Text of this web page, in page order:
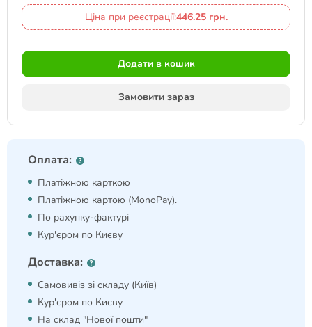
Ціна при реєстрації:446.25 грн.
Додати в кошик
Замовити зараз
Оплата:
Платіжною карткою
Платіжною картою (MonoPay).
По рахунку-фактурі
Кур'єром по Києву
Доставка:
Самовивіз зі складу (Київ)
Кур'єром по Києву
На склад "Нової пошти"